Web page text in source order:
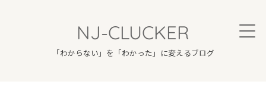
NJ-CLUCKER
「わからない」を「わかった」に変えるブログ